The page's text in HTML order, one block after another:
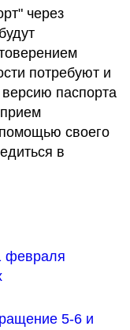
через
потребуют и
паспорта
помощью своего
в
февраля
5-6 и